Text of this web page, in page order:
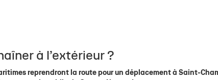
à l’extérieur ?
reprendront la route pour un déplacement à Saint-